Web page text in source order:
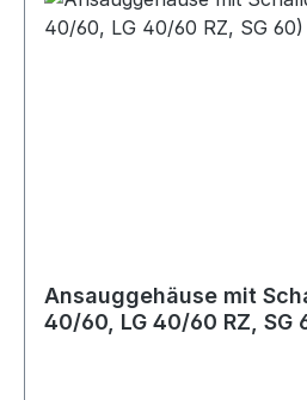
Ansauggehäuse mit
40/60, LG 40/